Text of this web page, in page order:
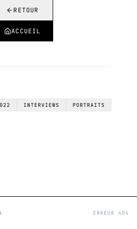
RETOUR
ACCUEIL
INTERVIEWS PORTRAITS
ERREUR 404